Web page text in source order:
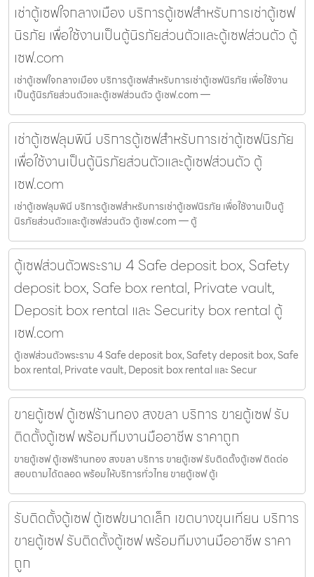
เช่าตู้เซฟใจกลางเมือง บริการตู้เซฟสำหรับการเช่าตู้เซฟ
นิรภัย เพื่อใช้งานเป็นตู้นิรภัยส่วนตัวและตู้เซฟส่วนตัว ตู้
เซฟ.com
เช่าตู้เซฟใจกลางเมือง บริการตู้เซฟสำหรับการเช่าตู้เซฟนิรภัย เพื่อใช้งาน
เป็นตู้นิรภัยส่วนตัวและตู้เซฟส่วนตัว ตู้เซฟ.com —
เช่าตู้เซฟลุมพินี บริการตู้เซฟสำหรับการเช่าตู้เซฟนิรภัย
เพื่อใช้งานเป็นตู้นิรภัยส่วนตัวและตู้เซฟส่วนตัว ตู้
เซฟ.com
เช่าตู้เซฟลุมพินี บริการตู้เซฟสำหรับการเช่าตู้เซฟนิรภัย เพื่อใช้งานเป็นตู้
นิรภัยส่วนตัวและตู้เซฟส่วนตัว ตู้เซฟ.com — ตู้
ตู้เซฟส่วนตัวพระราม 4 Safe deposit box, Safety
deposit box, Safe box rental, Private vault,
Deposit box rental และ Security box rental ตู้
เซฟ.com
ตู้เซฟส่วนตัวพระราม 4 Safe deposit box, Safety deposit box, Safe
box rental, Private vault, Deposit box rental และ Secur
ขายตู้เซฟ ตู้เซฟร้านทอง สงขลา บริการ ขายตู้เซฟ รับ
ติดตั้งตู้เซฟ พร้อมทีมงานมืออาชีพ ราคาถูก
ขายตู้เซฟ ตู้เซฟร้านทอง สงขลา บริการ ขายตู้เซฟ รับติดตั้งตู้เซฟ ติดต่อ
สอบถามได้ตลอด พร้อมให้บริการทั่วไทย ขายตู้เซฟ ตู้เ
รับติดตั้งตู้เซฟ ตู้เซฟขนาดเล็ก เขตบางขุนเทียน บริการ
ขายตู้เซฟ รับติดตั้งตู้เซฟ พร้อมทีมงานมืออาชีพ ราคา
ถูก